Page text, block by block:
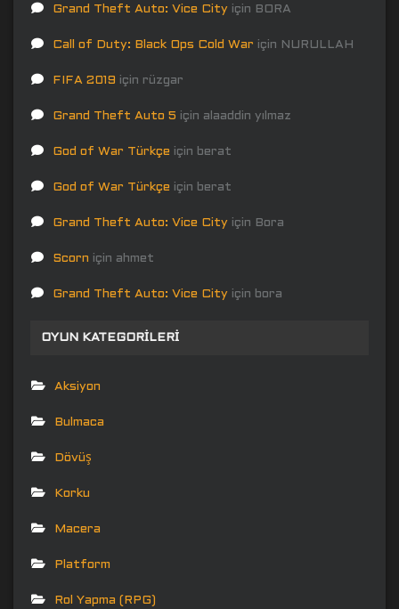
Grand Theft Auto: Vice City için BORA
Call of Duty: Black Ops Cold War için NURULLAH
FIFA 2019 için rüzgar
Grand Theft Auto 5 için alaaddin yılmaz
God of War Türkçe için berat
God of War Türkçe için berat
Grand Theft Auto: Vice City için Bora
Scorn için ahmet
Grand Theft Auto: Vice City için bora
OYUN KATEGORILERI
Aksiyon
Bulmaca
Dövüş
Korku
Macera
Platform
Rol Yapma (RPG)